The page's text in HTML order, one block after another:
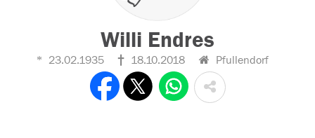
Willi Endres
23.02.1935 18.10.2018 Pfullendorf